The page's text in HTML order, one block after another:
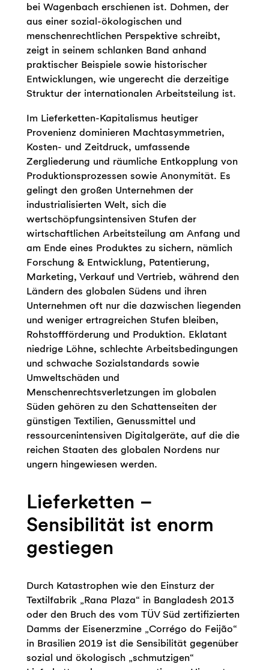
bei Wagenbach erschienen ist. Dohmen, der
aus einer sozial-ökologischen und
menschenrechtlichen Perspektive schreibt,
zeigt in seinem schlanken Band anhand
praktischer Beispiele sowie historischer
Entwicklungen, wie ungerecht die derzeitige
Struktur der internationalen Arbeitsteilung ist.
Im Lieferketten-Kapitalismus heutiger
Provenienz dominieren Machtasymmetrien,
Kosten- und Zeitdruck, umfassende
Zergliederung und räumliche Entkopplung von
Produktionsprozessen sowie Anonymität. Es
gelingt den großen Unternehmen der
industrialisierten Welt, sich die
wertschöpfungsintensiven Stufen der
wirtschaftlichen Arbeitsteilung am Anfang und
am Ende eines Produktes zu sichern, nämlich
Forschung & Entwicklung, Patentierung,
Marketing, Verkauf und Vertrieb, während den
Ländern des globalen Südens und ihren
Unternehmen oft nur die dazwischen liegenden
und weniger ertragreichen Stufen bleiben,
Rohstoffförderung und Produktion. Eklatant
niedrige Löhne, schlechte Arbeitsbedingungen
und schwache Sozialstandards sowie
Umweltschäden und
Menschenrechtsverletzungen im globalen
Süden gehören zu den Schattenseiten der
günstigen Textilien, Genussmittel und
ressourcenintensiven Digitalgeräte, auf die die
reichen Staaten des globalen Nordens nur
ungern hingewiesen werden.
Lieferketten –
Sensibilität ist enorm
gestiegen
Durch Katastrophen wie den Einsturz der
Textilfabrik „Rana Plaza“ in Bangladesh 2013
oder den Bruch des vom TÜV Süd zertifizierten
Damms der Eisenerzmine „Corrégo do Feijão“
in Brasilien 2019 ist die Sensibilität gegenüber
sozial und ökologisch „schmutzigen“